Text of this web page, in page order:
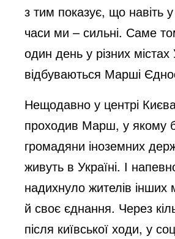
з тим показує, що навіть у
часи ми – сильні. Саме
один день у різних містах
відбуваються Марші
Нещодавно у центрі
проходив Марш, у якому
громадяни іноземних
живуть в Україні. І
надихнуло жителів інших
й своє єднання. Через
після київської ходи, у